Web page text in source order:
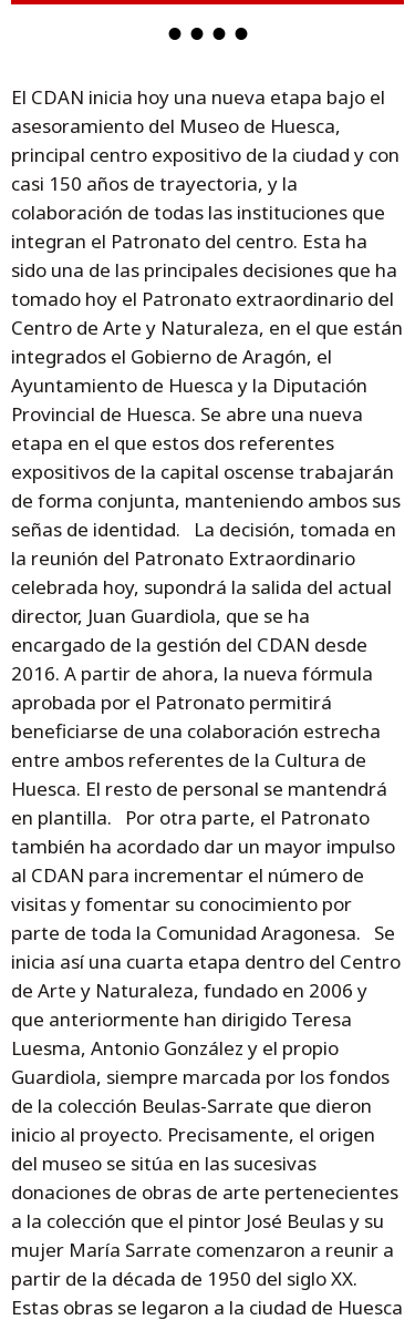
El CDAN inicia hoy una nueva etapa bajo el
asesoramiento del Museo de Huesca,
principal centro expositivo de la ciudad y con
casi 150 años de trayectoria, y la
colaboración de todas las instituciones que
integran el Patronato del centro. Esta ha
sido una de las principales decisiones que ha
tomado hoy el Patronato extraordinario del
Centro de Arte y Naturaleza, en el que están
integrados el Gobierno de Aragón, el
Ayuntamiento de Huesca y la Diputación
Provincial de Huesca. Se abre una nueva
etapa en el que estos dos referentes
expositivos de la capital oscense trabajarán
de forma conjunta, manteniendo ambos sus
señas de identidad. La decisión, tomada en
la reunión del Patronato Extraordinario
celebrada hoy, supondrá la salida del actual
director, Juan Guardiola, que se ha
encargado de la gestión del CDAN desde
2016. A partir de ahora, la nueva fórmula
aprobada por el Patronato permitirá
beneficiarse de una colaboración estrecha
entre ambos referentes de la Cultura de
Huesca. El resto de personal se mantendrá
en plantilla. Por otra parte, el Patronato
también ha acordado dar un mayor impulso
al CDAN para incrementar el número de
visitas y fomentar su conocimiento por
parte de toda la Comunidad Aragonesa. Se
inicia así una cuarta etapa dentro del Centro
de Arte y Naturaleza, fundado en 2006 y
que anteriormente han dirigido Teresa
Luesma, Antonio González y el propio
Guardiola, siempre marcada por los fondos
de la colección Beulas-Sarrate que dieron
inicio al proyecto. Precisamente, el origen
del museo se sitúa en las sucesivas
donaciones de obras de arte pertenecientes
a la colección que el pintor José Beulas y su
mujer María Sarrate comenzaron a reunir a
partir de la década de 1950 del siglo XX.
Estas obras se legaron a la ciudad de Huesca